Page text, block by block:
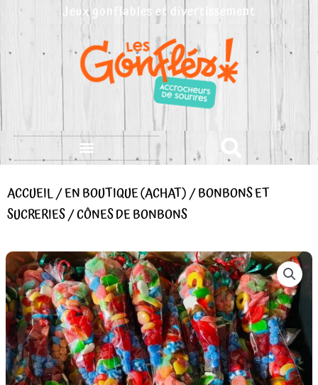
contenu
Jeux gonflables et divertissement
ACCUEIL/EN BOUTIQUE (ACHAT)/BONBONS ET
SUCRERIES/ CÔNES DE BONBONS